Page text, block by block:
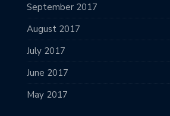
September 2017
August 2017
July 2017
June 2017
May 2017